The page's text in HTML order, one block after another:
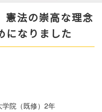
憲法の崇高な理念
になりました
学院（既修）2年